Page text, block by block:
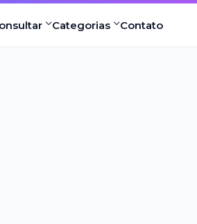
Categorias Contato